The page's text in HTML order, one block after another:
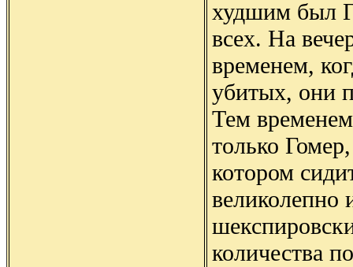
худшим был
всех. На
временем,
убитых, они
Тем
только
котором
великолепно
количества